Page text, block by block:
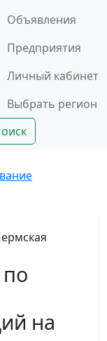
Объявления
Предприятия
Личный кабинет
Выбрать регион
на